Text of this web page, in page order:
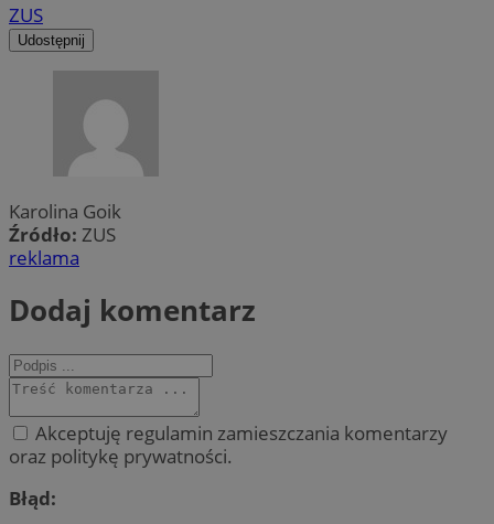
ZUS
Udostępnij
Karolina Goik
Źródło: ZUS
reklama
Dodaj komentarz
Akceptuję regulamin zamieszczania komentarzy
oraz politykę prywatności.
Błąd: